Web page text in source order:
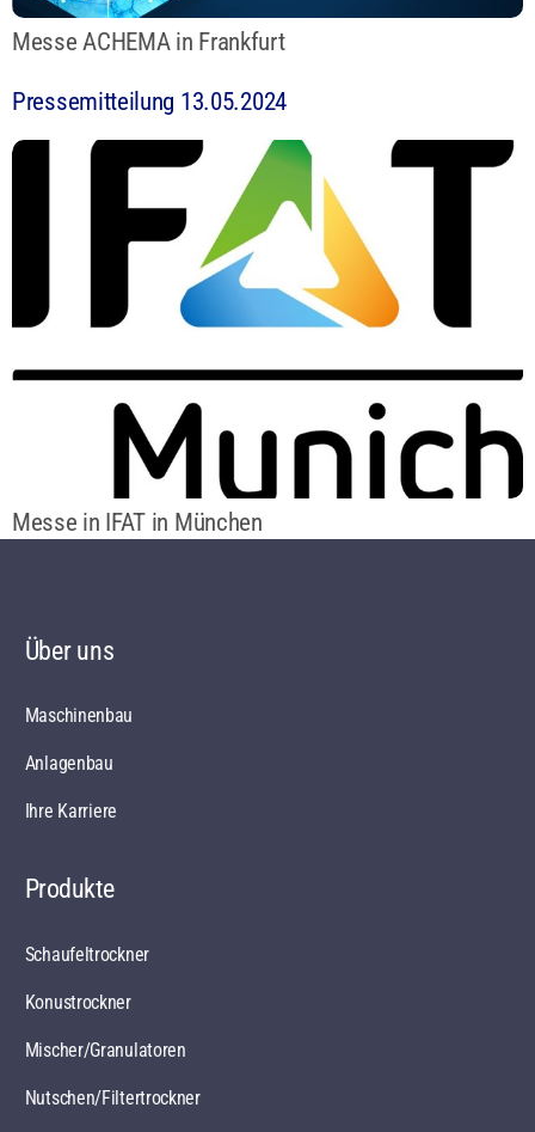
Messe ACHEMA in Frankfurt
Pressemitteilung 13.05.2024
Messe in IFAT in München
Über uns
Maschinenbau
Anlagenbau
Ihre Karriere
Produkte
Schaufeltrockner
Konustrockner
Mischer/Granulatoren
Nutschen/Filtertrockner